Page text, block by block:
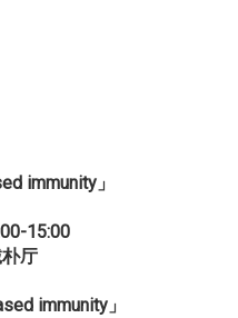
immunity 」
15:00
厅
immunity 」